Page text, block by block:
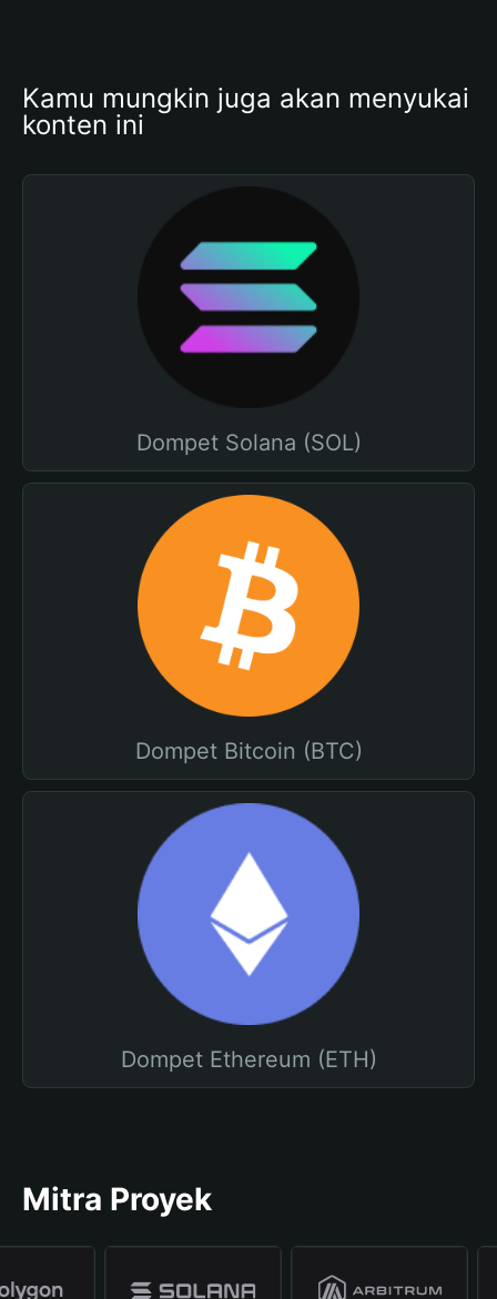
Kamu mungkin juga akan menyukai
konten ini
Dompet Solana (SOL)
Dompet Bitcoin (BTC)
Dompet Ethereum (ETH)
Mitra Proyek